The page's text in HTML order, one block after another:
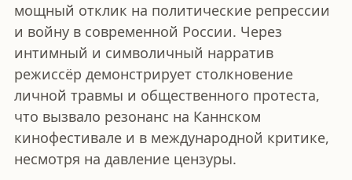
мощный отклик на политические репрессии
и войну в современной России. Через
интимный и символичный нарратив
режиссёр демонстрирует столкновение
личной травмы и общественного протеста,
что вызвало резонанс на Каннском
кинофестивале и в международной критике,
несмотря на давление цензуры.